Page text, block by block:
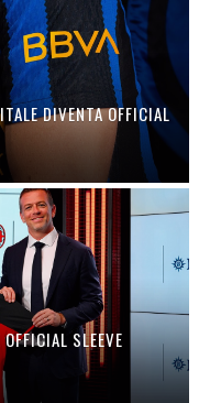
DIVENTA OFFICIAL
SLEEVE